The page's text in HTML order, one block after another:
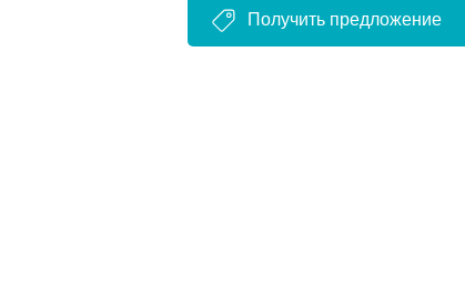
Получить предложение